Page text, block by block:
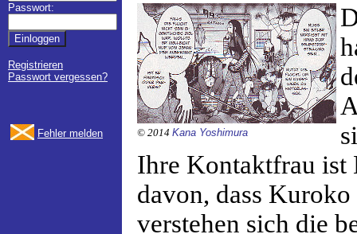
Passwort:
Registrieren
Passwort vergessen?
Fehler melden © 2014 Kana Yoshimura
Ihre Kontaktfrau ist
davon, dass
verstehen sich die